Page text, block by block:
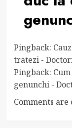
Pingback:
tratezi -
Pingback:
genunchi -
Comments are